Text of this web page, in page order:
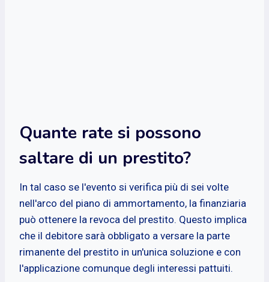
Quante rate si possono
saltare di un prestito?
In tal caso se l'evento si verifica più di sei volte
nell'arco del piano di ammortamento, la finanziaria
può ottenere la revoca del prestito. Questo implica
che il debitore sarà obbligato a versare la parte
rimanente del prestito in un'unica soluzione e con
l'applicazione comunque degli interessi pattuiti.